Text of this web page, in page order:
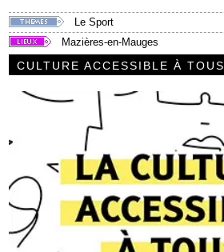
Le Sport
Mazières-en-Mauges
CULTURE ACCESSIBLE À TOUS